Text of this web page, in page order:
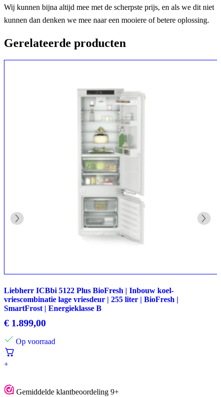
Wij kunnen bijna altijd mee met de scherpste prijs, en als we dit niet
kunnen dan denken we mee naar een mooiere of betere oplossing.
Gerelateerde producten
Liebherr ICBbi 5122 Plus BioFresh | Inbouw koel-
vriescombinatie lage vriesdeur | 255 liter | BioFresh |
SmartFrost | Energieklasse B
€ 1.899,00
Op voorraad
+
Gemiddelde klantbeoordeling 9+